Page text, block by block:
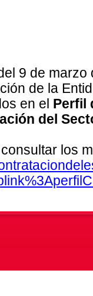
9 de
de la
en el Perfil
del
los